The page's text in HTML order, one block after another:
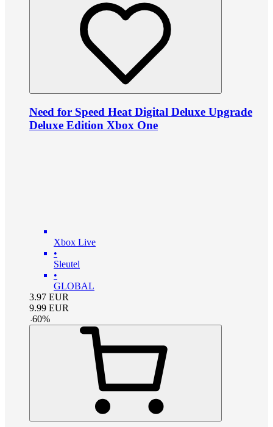
Need for Speed Heat Digital Deluxe Upgrade
Deluxe Edition Xbox One
Xbox Live
•
Sleutel
•
GLOBAL
3.97 EUR
9.99 EUR
-60%